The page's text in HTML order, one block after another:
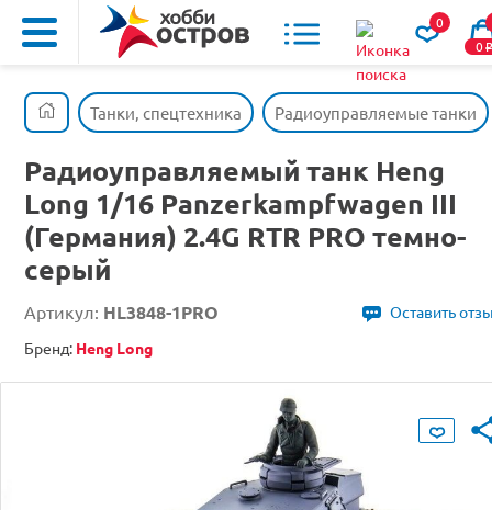
0
0o
Танки, спецтехника Радиоуправляемые танки
Радиоуправляемый танк Heng
Long 1/16 Panzerkampfwagen III
(Германия) 2.4G RTR PRO темно-
серый
Артикул: HL3848-1PRO
Оставить
Бренд: Heng Long